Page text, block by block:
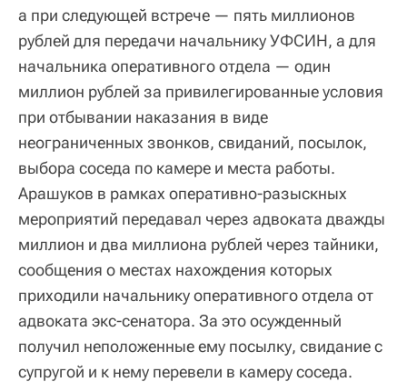
а при следующей встрече — пять миллионов
рублей для передачи начальнику УФСИН, а для
начальника оперативного отдела — один
миллион рублей за привилегированные условия
при отбывании наказания в виде
неограниченных звонков, свиданий, посылок,
выбора соседа по камере и места работы.
Арашуков в рамках оперативно-разыскных
мероприятий передавал через адвоката дважды
миллион и два миллиона рублей через тайники,
сообщения о местах нахождения которых
приходили начальнику оперативного отдела от
адвоката экс-сенатора. За это осужденный
получил неположенные ему посылку, свидание с
супругой и к нему перевели в камеру соседа.